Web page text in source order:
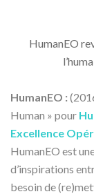
HumanEO
HumanEO :
Human » pour
Excellence
HumanEO est
d’inspirations
besoin de